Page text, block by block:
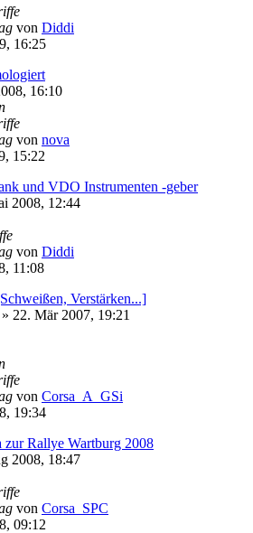
von Diddi
16:25
16:10
von nova
15:22
und VDO Instrumenten -geber
2008, 12:44
von Diddi
11:08
Verstärken...]
» 22. Mär 2007, 19:21
von Corsa_A_GSi
19:34
Rallye Wartburg 2008
2008, 18:47
von Corsa_SPC
09:12